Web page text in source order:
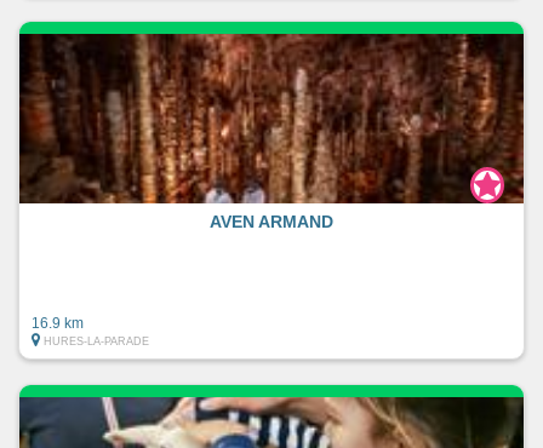
AVEN ARMAND
16.9 km
HURES-LA-PARADE